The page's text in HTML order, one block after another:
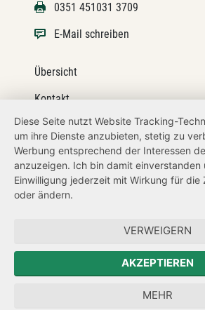
0351 451031 3709
E-Mail schreiben
Übersicht
Kontakt
Impressum
Datenschutz
Transparenzanspruch
Forum Mitteleuropa
Der Sächsische
Diese Seite nutzt Website Tracking-
um ihre Dienste anzubieten, stetig zu
Werbung entsprechend der Interessen
anzuzeigen. Ich bin damit einverstanden
Einwilligung jederzeit mit Wirkung für die
oder ändern.
VERWEIGERN
AKZEPTIEREN
MEHR